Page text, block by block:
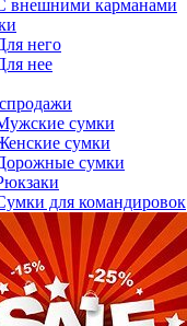
внешними карманами
него
нее
сумки
сумки
сумки
для командировок